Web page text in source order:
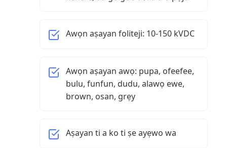
Awọn aṣayan foliteji: 10-150 kVDC
Awọn aṣayan awọ: pupa, ofeefee,
bulu, funfun, dudu, alawọ ewe,
brown, osan, grẹy
Aṣayan ti a ko ti ṣe ayẹwo wa